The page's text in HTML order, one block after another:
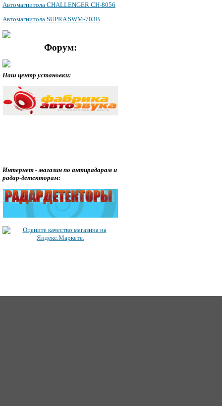
Автомагнитола CHALLENGER CH-8056
Автомагнитола SUPRA SWM-703B
Форум:
Наш центр установки:
Интернет - магазин по антирадарам и
радар-детекторам: